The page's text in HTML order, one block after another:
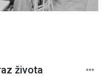
života